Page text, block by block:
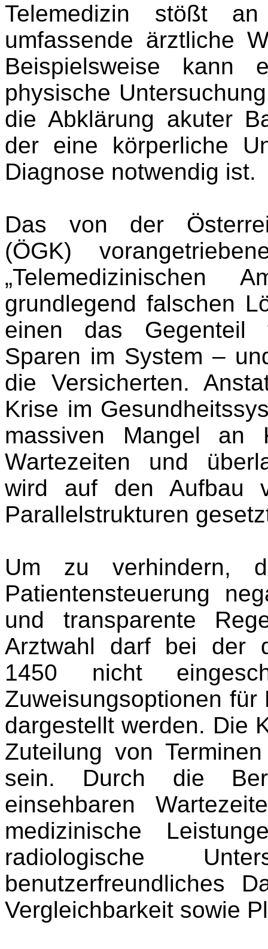
Telemedizin stößt
umfassende ärztliche
Beispielsweise kann
physische
die Abklärung akuter
der eine körperliche
Diagnose notwendig ist.
Das von der
(ÖGK)
„Telemedizinischen
grundlegend falschen
einen das Gegenteil
Sparen im System –
die Versicherten.
Krise im
massiven Mangel an
Wartezeiten und
wird auf den Aufbau
Parallelstrukturen
Um zu verhindern,
Patientensteuerung
und transparente
Arztwahl darf bei der
1450 nicht
Zuweisungsoptionen
dargestellt werden. Die
Zuteilung von
sein. Durch die
einsehbaren
medizinische
radiologische
benutzerfreundliches
Vergleichbarkeit sowie